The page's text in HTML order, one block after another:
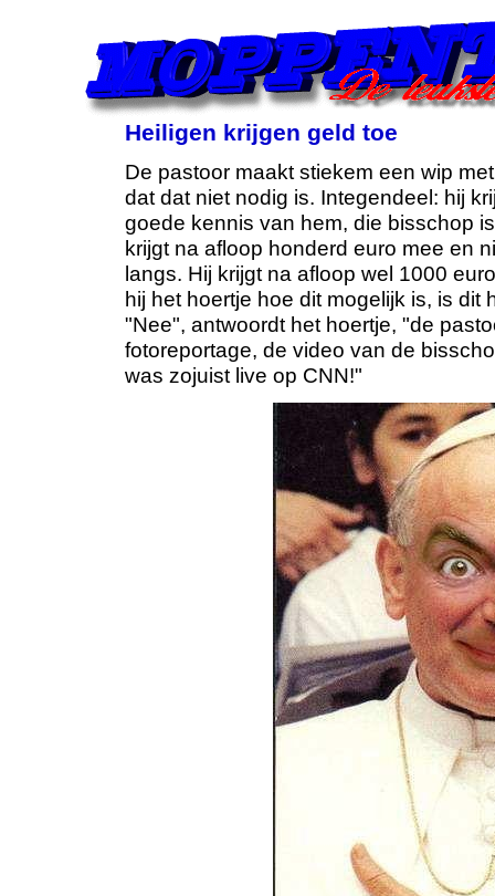
Heiligen krijgen geld toe
De pastoor maakt stiekem een wip
dat dat niet nodig is. Integendeel: hij
goede kennis van hem, die bisschop
krijgt na afloop honderd euro mee en
langs. Hij krijgt na afloop wel 1000
hij het hoertje hoe dit mogelijk is, is
"Nee", antwoordt het hoertje, "de
fotoreportage, de video van de
was zojuist live op CNN!"